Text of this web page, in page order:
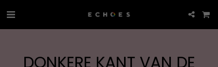
DONKERE KANT VAN DE